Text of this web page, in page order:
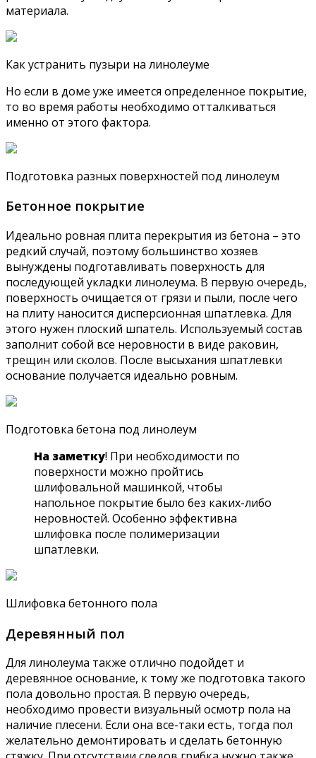
материала.
Как устранить пузыри на линолеуме
Но если в доме уже имеется определенное покрытие,
то во время работы необходимо отталкиваться
именно от этого фактора.
Подготовка разных поверхностей под линолеум
Бетонное покрытие
Идеально ровная плита перекрытия из бетона – это
редкий случай, поэтому большинство хозяев
вынуждены подготавливать поверхность для
последующей укладки линолеума. В первую очередь,
поверхность очищается от грязи и пыли, после чего
на плиту наносится дисперсионная шпатлевка. Для
этого нужен плоский шпатель. Используемый состав
заполнит собой все неровности в виде раковин,
трещин или сколов. После высыхания шпатлевки
основание получается идеально ровным.
Подготовка бетона под линолеум
На заметку! При необходимости по
поверхности можно пройтись
шлифовальной машинкой, чтобы
напольное покрытие было без каких-либо
неровностей. Особенно эффективна
шлифовка после полимеризации
шпатлевки.
Шлифовка бетонного пола
Деревянный пол
Для линолеума также отлично подойдет и
деревянное основание, к тому же подготовка такого
пола довольно простая. В первую очередь,
необходимо провести визуальный осмотр пола на
наличие плесени. Если она все-таки есть, тогда пол
желательно демонтировать и сделать бетонную